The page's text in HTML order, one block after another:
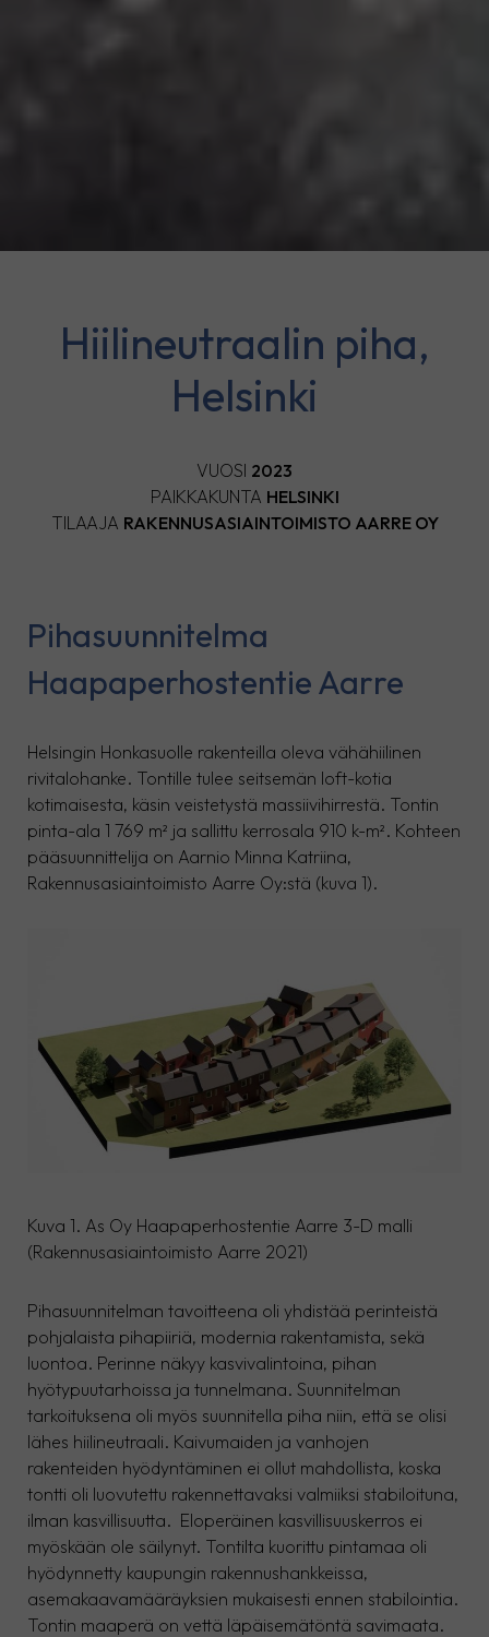
Hiilineutraalin piha,
Helsinki
VUOSI 2023
PAIKKAKUNTA HELSINKI
TILAAJA RAKENNUSASIAINTOIMISTO AARRE OY
Pihasuunnitelma
Haapaperhostentie Aarre
Helsingin Honkasuolle rakenteilla oleva vähähiilinen
rivitalohanke. Tontille tulee seitsemän loft-kotia
kotimaisesta, käsin veistetystä massiivihirrestä. Tontin
pinta-ala 1 769 m² ja sallittu kerrosala 910 k-m². Kohteen
pääsuunnittelija on Aarnio Minna Katriina,
Rakennusasiaintoimisto Aarre Oy:stä (kuva 1).
Kuva 1. As Oy Haapaperhostentie Aarre 3-D malli
(Rakennusasiaintoimisto Aarre 2021)
Pihasuunnitelman tavoitteena oli yhdistää perinteistä
pohjalaista pihapiiriä, modernia rakentamista, sekä
luontoa. Perinne näkyy kasvivalintoina, pihan
hyötypuutarhoissa ja tunnelmana. Suunnitelman
tarkoituksena oli myös suunnitella piha niin, että se olisi
lähes hiilineutraali. Kaivumaiden ja vanhojen
rakenteiden hyödyntäminen ei ollut mahdollista, koska
tontti oli luovutettu rakennettavaksi valmiiksi stabiloituna,
ilman kasvillisuutta. Eloperäinen kasvillisuuskerros ei
myöskään ole säilynyt. Tontilta kuorittu pintamaa oli
hyödynnetty kaupungin rakennushankkeissa,
asemakaavamääräyksien mukaisesti ennen stabilointia.
Tontin maaperä on vettä läpäisemätöntä savimaata.